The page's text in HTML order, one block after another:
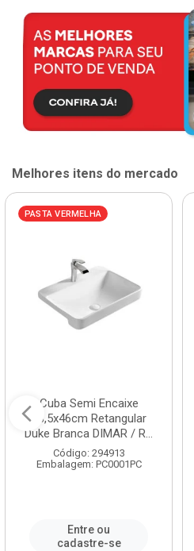
Melhores itens do mercado
PASTA VERMELHA
Cuba Semi Encaixe
58,5x46cm Retangular
Duke Branca DIMAR / R...
Código: 294913
Embalagem: PC0001PC
Entre ou
cadastre-se